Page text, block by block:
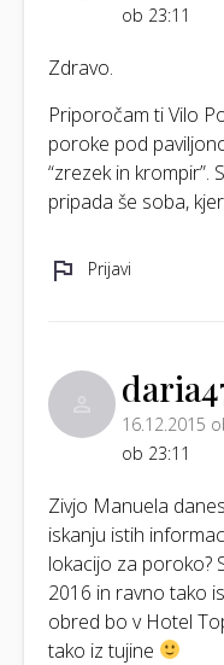
ob 23:11
Zdravo.
Priporočam ti Vilo
poroke pod
“zrezek in krompir”.
pripada še soba,
Prijavi
16.12.2015
ob 23:11
Zivjo Manuela
iskanju istih
lokacijo za poroko?
2016 in ravno tako
obred bo v Hotel
tako iz tujine